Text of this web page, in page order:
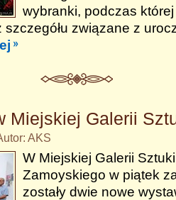
wybranki, podczas
związane z
Miejskiej Galerii
AKS
W Miejskiej Galerii Sztuki
Zamoyskiego w piątek
zostały dwie nowe